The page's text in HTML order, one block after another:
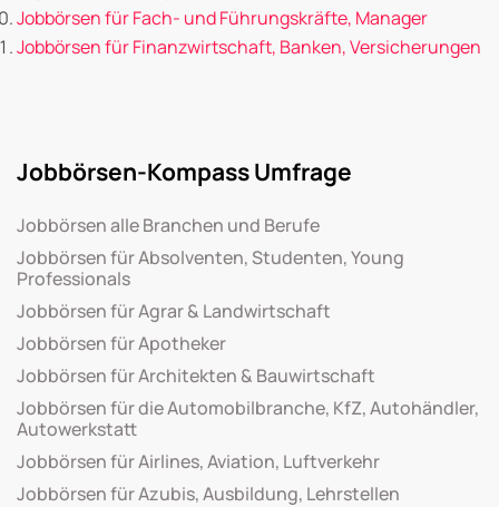
Jobbörsen für Fach- und Führungskräfte, Manager
Jobbörsen für Finanzwirtschaft, Banken, Versicherungen
Jobbörsen-Kompass Umfrage
Jobbörsen alle Branchen und Berufe
Jobbörsen für Absolventen, Studenten, Young
Professionals
Jobbörsen für Agrar & Landwirtschaft
Jobbörsen für Apotheker
Jobbörsen für Architekten & Bauwirtschaft
Jobbörsen für die Automobilbranche, KfZ, Autohändler,
Autowerkstatt
Jobbörsen für Airlines, Aviation, Luftverkehr
Jobbörsen für Azubis, Ausbildung, Lehrstellen